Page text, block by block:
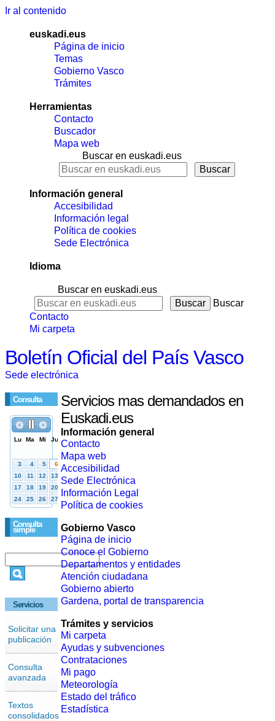
Ir al contenido
euskadi.eus
Página de inicio
Temas
Gobierno Vasco
Trámites
Herramientas
Contacto
Buscador
Mapa web
Buscar en euskadi.eus
Información general
Accesibilidad
Información legal
Política de cookies
Sede Electrónica
Idioma
Buscar en euskadi.eus
Buscar
Contacto
Mi carpeta
Boletín Oficial del País Vasco
Sede electrónica
Consulta
Consulta
simple
Servicios
Solicitar una
publicación
Consulta
avanzada
Textos
consolidados
Servicios mas demandados en
Euskadi.eus
Información general
Contacto
Mapa web
Accesibilidad
Sede Electrónica
Información Legal
Política de cookies
Gobierno Vasco
Página de inicio
Conoce el Gobierno
Departamentos y entidades
Atención ciudadana
Gobierno abierto
Gardena, portal de transparencia
Trámites y servicios
Mi carpeta
Ayudas y subvenciones
Contrataciones
Mi pago
Meteorología
Estado del tráfico
Estadística